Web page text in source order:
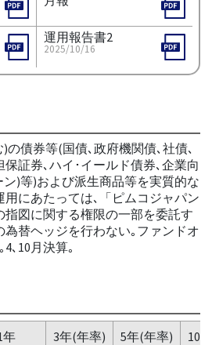
運用報告書2
2025/10/16
の債券等(国債､政府機関債､社債､
証券､ハイ･イールド債券､企業向
)等)および派生商品等を実質的な
用にあたっては､「ピムコジャパン
指図に関する権限の一部を委託す
為替ヘッジを行わない｡ファンドオ
､10月決算｡
年 3年(年率) 5年(年率)
10